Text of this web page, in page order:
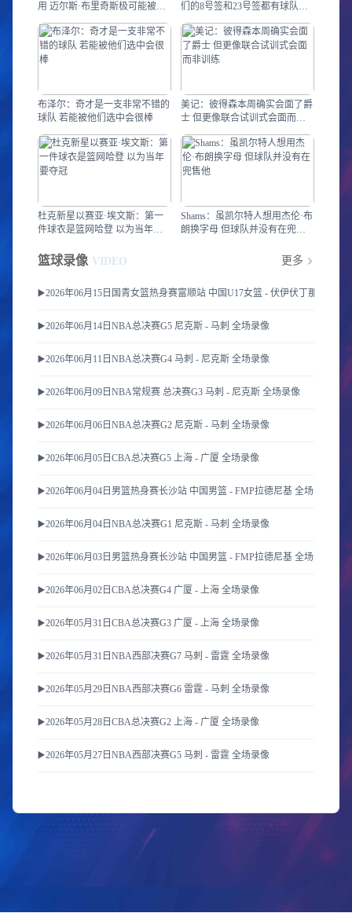
用 迈尔斯·布里奇斯极可能被交
们的8号签和23号签都有球队询
布泽尔：奇才是一支非常不错的
球队 若能被他们选中会很棒
美记：彼得森本周确实会面了爵
士 但更像联合试训式会面而非
杜克新星以赛亚·埃文斯：第一
件球衣是篮网哈登 以为当年要
Shams：虽凯尔特人想用杰伦·布
朗换字母 但球队并没有在兜售
篮球录像 VIDEO 更多
▶️2026年06月15日国青女篮热身赛富顺站 中国U17女篮 - 伏伊伏丁那女篮 全
▶️2026年06月14日NBA总决赛G5 尼克斯 - 马刺 全场录像
▶️2026年06月11日NBA总决赛G4 马刺 - 尼克斯 全场录像
▶️2026年06月09日NBA常规赛 总决赛G3 马刺 - 尼克斯 全场录像
▶️2026年06月06日NBA总决赛G2 尼克斯 - 马刺 全场录像
▶️2026年06月05日CBA总决赛G5 上海 - 广厦 全场录像
▶️2026年06月04日男篮热身赛长沙站 中国男篮 - FMP拉德尼基 全场录像
▶️2026年06月04日NBA总决赛G1 尼克斯 - 马刺 全场录像
▶️2026年06月03日男篮热身赛长沙站 中国男篮 - FMP拉德尼基 全场录像
▶️2026年06月02日CBA总决赛G4 广厦 - 上海 全场录像
▶️2026年05月31日CBA总决赛G3 广厦 - 上海 全场录像
▶️2026年05月31日NBA西部决赛G7 马刺 - 雷霆 全场录像
▶️2026年05月29日NBA西部决赛G6 雷霆 - 马刺 全场录像
▶️2026年05月28日CBA总决赛G2 上海 - 广厦 全场录像
▶️2026年05月27日NBA西部决赛G5 马刺 - 雷霆 全场录像